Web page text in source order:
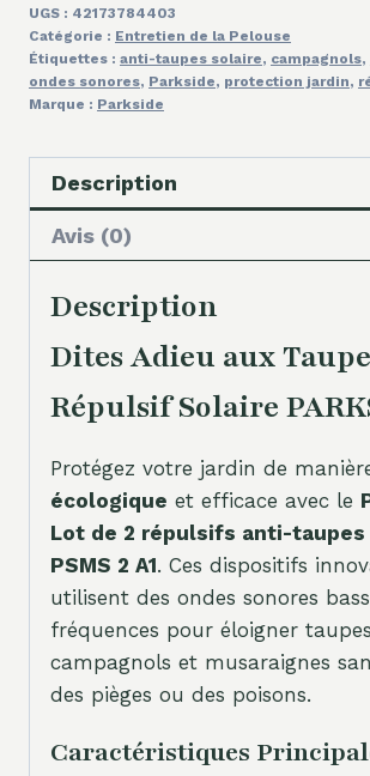
UGS : 42173784403
Catégorie : Entretien de la Pelouse
Étiquettes : anti-taupes solaire, campagnols,
ondes sonores, Parkside, protection jardin,
Marque : Parkside
Description
Avis (0)
Description
Dites Adieu aux
Répulsif Solaire
Protégez votre jardin de
écologique et efficace avec le
Lot de 2 répulsifs anti-taupes
PSMS 2 A1. Ces dispositifs
utilisent des ondes sonores
fréquences pour éloigner
campagnols et musaraignes
des pièges ou des poisons.
Caractéristiques